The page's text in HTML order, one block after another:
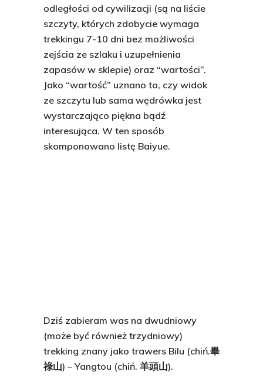
odległości od cywilizacji (są na liście
szczyty, których zdobycie wymaga
trekkingu 7-10 dni bez możliwości
zejścia ze szlaku i uzupełnienia
zapasów w sklepie) oraz “wartości”.
Jako “wartość” uznano to, czy widok
ze szczytu lub sama wędrówka jest
wystarczająco piękna bądź
interesująca. W ten sposób
skomponowano listę Baiyue.
Dziś zabieram was na dwudniowy
(może być również trzydniowy)
trekking znany jako trawers Bilu (chiń.畢
祿山) – Yangtou (chiń. 羊頭山).